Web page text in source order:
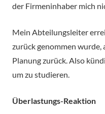
der Firmeninhaber mich
Mein Abteilungsleiter
zurück genommen
Planung zurück. Also
um zu studieren.
Überlastungs-Reaktion